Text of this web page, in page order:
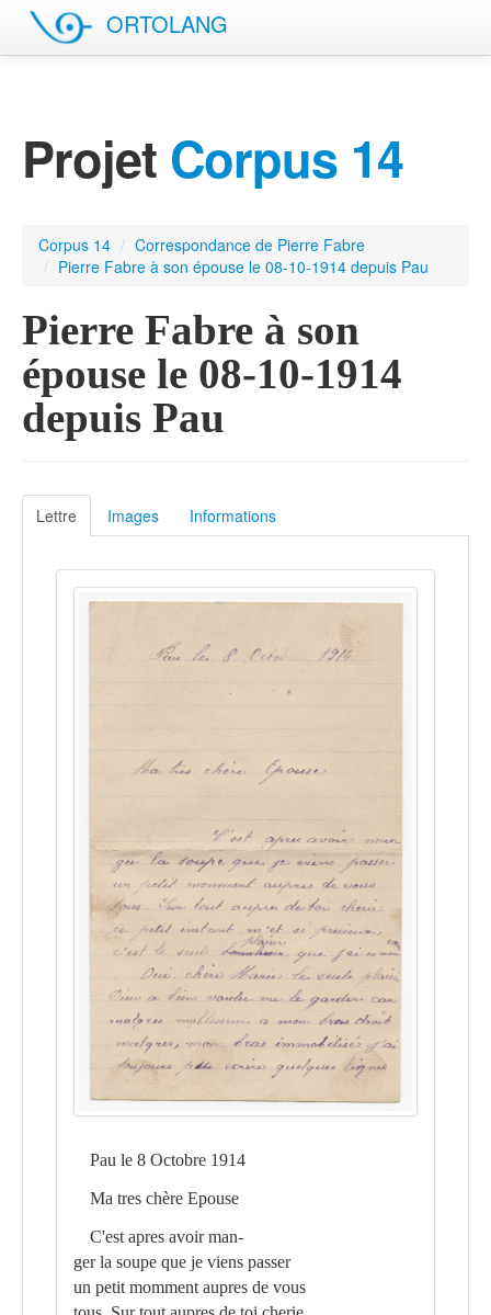
ORTOLANG
Projet Corpus 14
Corpus 14 / Correspondance de Pierre Fabre
/ Pierre Fabre à son épouse le 08-10-1914 depuis Pau
Pierre Fabre à son
épouse le 08-10-1914
depuis Pau
Lettre Images Informations
Pau le 8 Octobre 1914
Ma tres chère Epouse
C'est apres avoir man-
ger la soupe que je viens passer
un petit momment aupres de vous